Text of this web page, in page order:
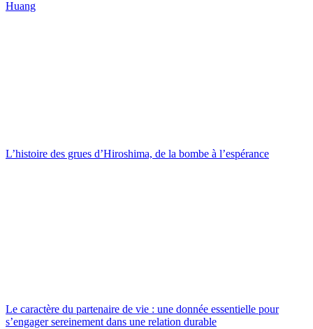
Huang
L’histoire des grues d’Hiroshima, de la bombe à l’espérance
Le caractère du partenaire de vie : une donnée essentielle pour
s’engager sereinement dans une relation durable